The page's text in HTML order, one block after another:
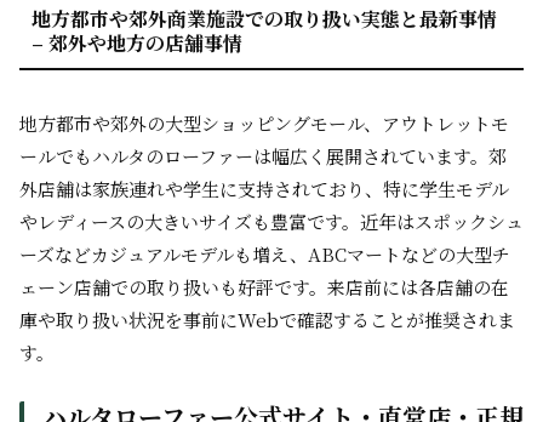
地方都市や郊外商業施設での取り扱い実態と最新事情
– 郊外や地方の店舗事情
地方都市や郊外の大型ショッピングモール、アウトレットモ
ールでもハルタのローファーは幅広く展開されています。郊
外店舗は家族連れや学生に支持されており、特に学生モデル
やレディースの大きいサイズも豊富です。近年はスポックシュ
ーズなどカジュアルモデルも増え、ABCマートなどの大型チ
ェーン店舗での取り扱いも好評です。来店前には各店舗の在
庫や取り扱い状況を事前にWebで確認することが推奨されま
す。